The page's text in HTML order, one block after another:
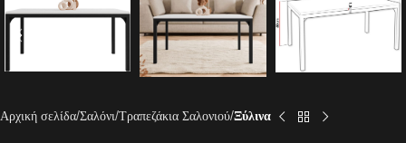
Αρχική σελίδα Σαλόνι Τραπεζάκια Σαλονιού Ξύλινα